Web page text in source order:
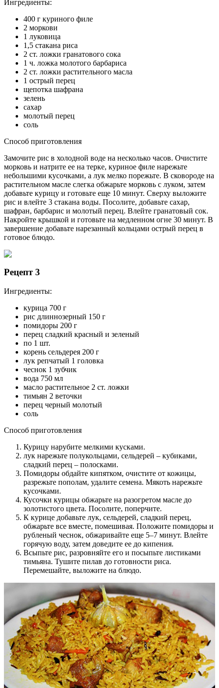
Ингредиенты:
400 г куриного филе
2 моркови
1 луковица
1,5 стакана риса
2 ст. ложки гранатового сока
1 ч. ложка молотого барбариса
2 ст. ложки растительного масла
1 острый перец
щепотка шафрана
зелень
сахар
молотый перец
соль
Способ приготовления
Замочите рис в холодной воде на несколько часов. Очистите
морковь и натрите ее на терке, куриное филе нарежьте
небольшими кусочками, а лук мелко порежьте. В сковороде на
растительном масле слегка обжарьте морковь с луком, затем
добавьте курицу и готовьте еще 10 минут. Сверху выложите
рис и влейте 3 стакана воды. Посолите, добавьте сахар,
шафран, барбарис и молотый перец. Влейте гранатовый сок.
Накройте крышкой и готовьте на медленном огне 30 минут. В
завершение добавьте нарезанный кольцами острый перец в
готовое блюдо.
Рецепт 3
Ингредиенты:
курица 700 г
рис длиннозерный 150 г
помидоры 200 г
перец сладкий красный и зеленый
по 1 шт.
корень сельдерея 200 г
лук репчатый 1 головка
чеснок 1 зубчик
вода 750 мл
масло растительное 2 ст. ложки
тимьян 2 веточки
перец черный молотый
соль
Способ приготовления
Курицу нарубите мелкими кусками.
лук нарежьте полукольцами, сельдерей – кубиками,
сладкий перец – полосками.
Помидоры обдайте кипятком, очистите от кожицы,
разрежьте пополам, удалите семена. Мякоть нарежьте
кусочками.
Кусочки курицы обжарьте на разогретом масле до
золотистого цвета. Посолите, поперчите.
К курице добавьте лук, сельдерей, сладкий перец,
обжарьте все вместе, помешивая. Положите помидоры и
рубленый чеснок, обжаривайте еще 5–7 минут. Влейте
горячую воду, затем доведите ее до кипения.
Всыпьте рис, разровняйте его и посыпьте листиками
тимьяна. Тушите пилав до готовности риса.
Перемешайте, выложите на блюдо.